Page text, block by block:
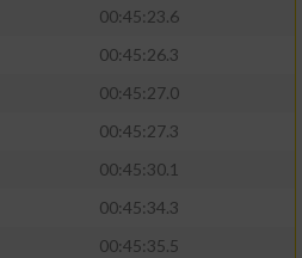
00:45:23.6
00:45:26.3
00:45:27.0
00:45:27.3
00:45:30.1
00:45:34.3
00:45:35.5